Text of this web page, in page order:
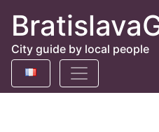
City guide by local people